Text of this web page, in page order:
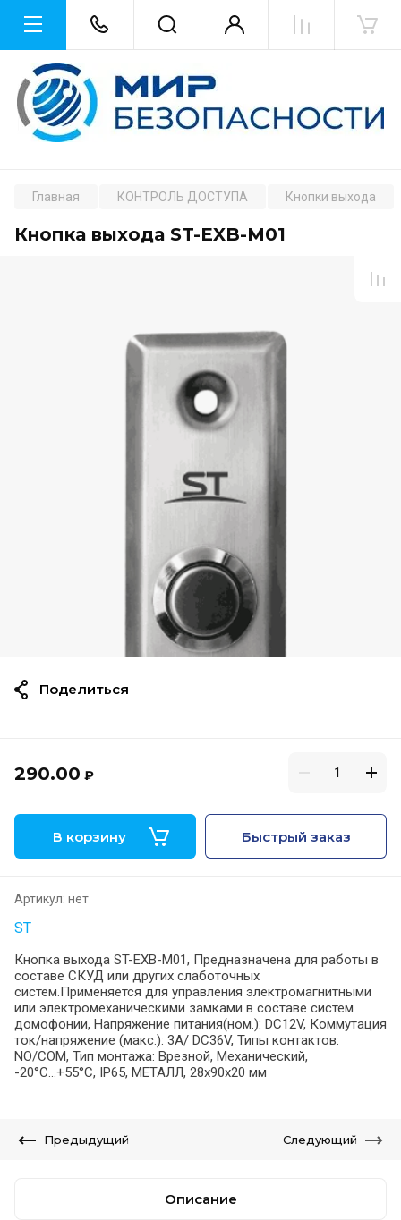
Главная КОНТРОЛЬ ДОСТУПА Кнопки выхода
Кнопка выхода ST-EXB-M01
290.00 ₽
В корзину Быстрый заказ
Артикул: нет
ST
Кнопка выхода ST-EXB-M01, Предназначена для работы в
составе СКУД или других слаботочных
систем.Применяется для управления электромагнитными
или электромеханическими замками в составе систем
домофонии, Напряжение питания(ном.): DC12V, Коммутация
ток/напряжение (макс.): 3А/ DC36V, Типы контактов:
NO/COM, Тип монтажа: Врезной, Механический,
-20°С...+55°С, IP65, МЕТАЛЛ, 28х90х20 мм
Поделиться
Предыдущий Следующий
Описание